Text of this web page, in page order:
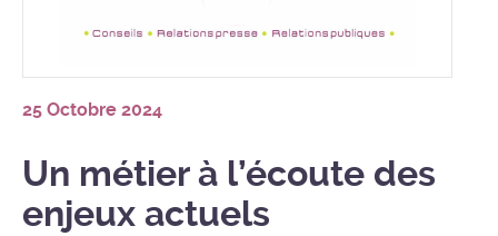
25 Octobre 2024
Un métier à l’écoute des
enjeux actuels